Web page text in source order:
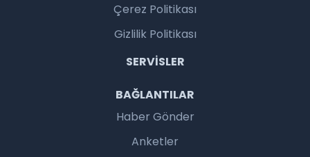
Çerez Politikası
Gizlilik Politikası
SERVISLER
BAĞLANTILAR
Haber Gönder
Anketler